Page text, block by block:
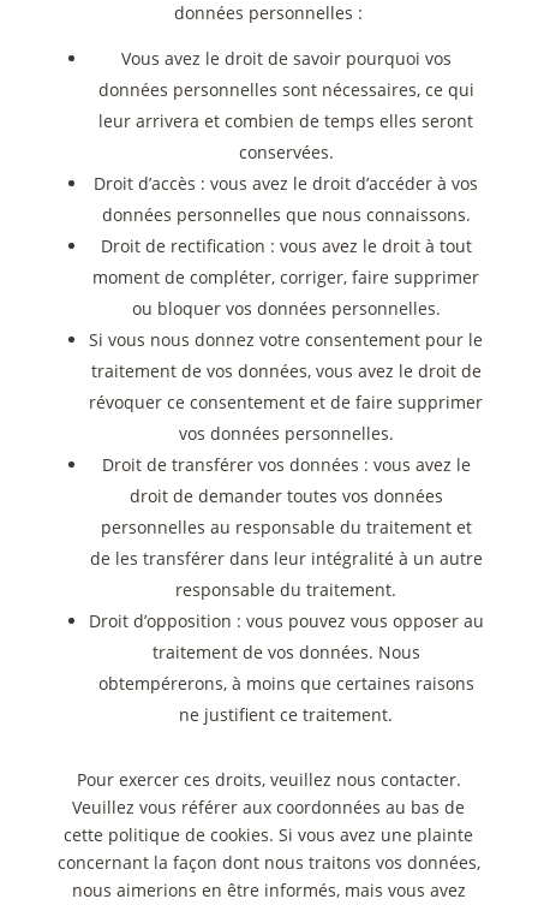
données personnelles :
Vous avez le droit de savoir pourquoi vos
données personnelles sont nécessaires, ce qui
leur arrivera et combien de temps elles seront
conservées.
Droit d’accès : vous avez le droit d’accéder à vos
données personnelles que nous connaissons.
Droit de rectification : vous avez le droit à tout
moment de compléter, corriger, faire supprimer
ou bloquer vos données personnelles.
Si vous nous donnez votre consentement pour le
traitement de vos données, vous avez le droit de
révoquer ce consentement et de faire supprimer
vos données personnelles.
Droit de transférer vos données : vous avez le
droit de demander toutes vos données
personnelles au responsable du traitement et
de les transférer dans leur intégralité à un autre
responsable du traitement.
Droit d’opposition : vous pouvez vous opposer au
traitement de vos données. Nous
obtempérerons, à moins que certaines raisons
ne justifient ce traitement.
Pour exercer ces droits, veuillez nous contacter.
Veuillez vous référer aux coordonnées au bas de
cette politique de cookies. Si vous avez une plainte
concernant la façon dont nous traitons vos données,
nous aimerions en être informés, mais vous avez